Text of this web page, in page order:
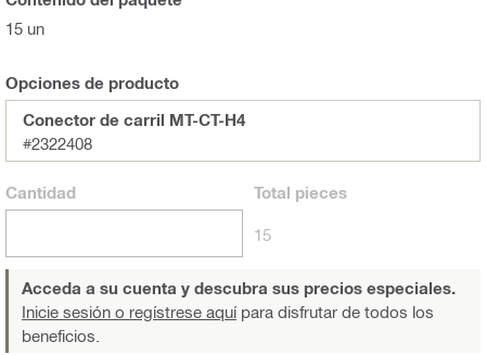
15 un
Opciones de producto
Conector de carril MT-CT-H4
#2322408
Cantidad Total pieces
15
Acceda a su cuenta y descubra sus precios especiales.
Inicie sesión o regístrese aquípara disfrutar de todos los
beneficios.